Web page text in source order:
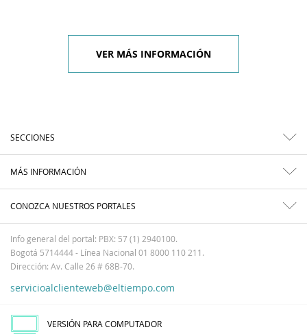
VER MÁS INFORMACIÓN
SECCIONES
MÁS INFORMACIÓN
CONOZCA NUESTROS PORTALES
Info general del portal: PBX: 57 (1) 2940100.
Bogotá 5714444 - Línea Nacional 01 8000 110 211.
Dirección: Av. Calle 26 # 68B-70.
servicioalclienteweb@eltiempo.com
VERSIÓN PARA COMPUTADOR